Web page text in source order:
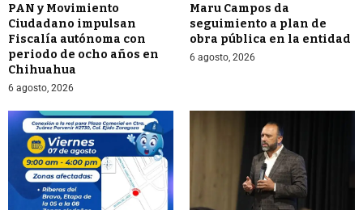
PAN y Movimiento
Ciudadano impulsan
Fiscalía autónoma con
periodo de ocho años en
Chihuahua
6 agosto, 2026
Maru Campos da
seguimiento a plan de
obra pública en la entidad
6 agosto, 2026